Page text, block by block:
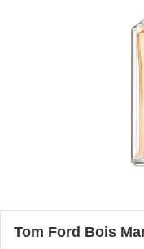
Tom Ford Bois